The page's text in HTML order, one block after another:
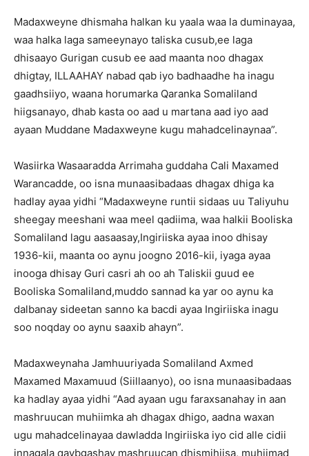
Madaxweyne dhismaha halkan ku yaala waa la duminayaa,
waa halka laga sameeynayo taliska cusub,ee laga
dhisaayo Gurigan cusub ee aad maanta noo dhagax
dhigtay, ILLAAHAY nabad qab iyo badhaadhe ha inagu
gaadhsiiyo, waana horumarka Qaranka Somaliland
hiigsanayo, dhab kasta oo aad u martana aad iyo aad
ayaan Muddane Madaxweyne kugu mahadcelinaynaa”.
Wasiirka Wasaaradda Arrimaha guddaha Cali Maxamed
Warancadde, oo isna munaasibadaas dhagax dhiga ka
hadlay ayaa yidhi “Madaxweyne runtii sidaas uu Taliyuhu
sheegay meeshani waa meel qadiima, waa halkii Booliska
Somaliland lagu aasaasay,Ingiriiska ayaa inoo dhisay
1936-kii, maanta oo aynu joogno 2016-kii, iyaga ayaa
inooga dhisay Guri casri ah oo ah Taliskii guud ee
Booliska Somaliland,muddo sannad ka yar oo aynu ka
dalbanay sideetan sanno ka bacdi ayaa Ingiriiska inagu
soo noqday oo aynu saaxib ahayn”.
Madaxweynaha Jamhuuriyada Somaliland Axmed
Maxamed Maxamuud (Siillaanyo), oo isna munaasibadaas
ka hadlay ayaa yidhi “Aad ayaan ugu faraxsanahay in aan
mashruucan muhiimka ah dhagax dhigo, aadna waxan
ugu mahadcelinayaa dawladda Ingiriiska iyo cid alle cidii
innagala qaybgashay mashruucan dhismihiisa, muhiimad